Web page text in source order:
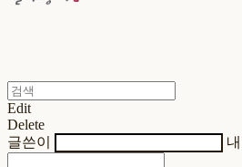
Edit
Delete
글쓴이